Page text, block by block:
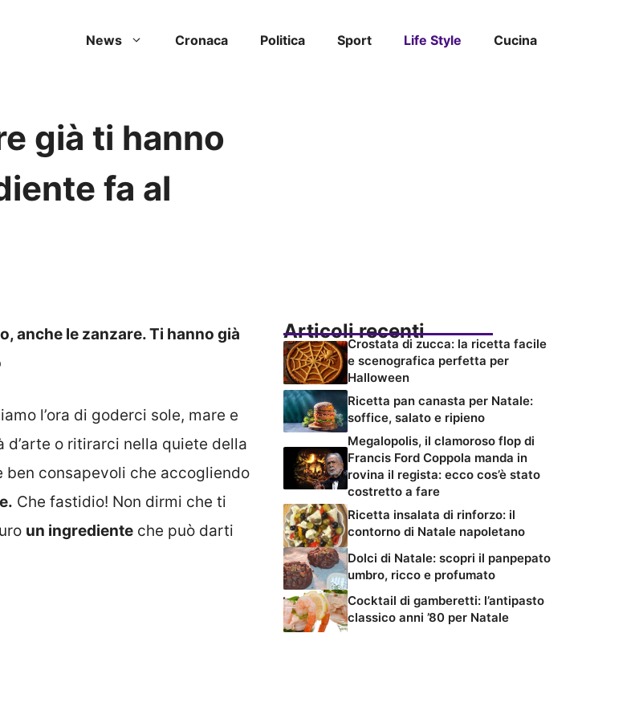
News Cronaca Politica Sport Life Style Cucina
già ti hanno
fa al
anche le zanzare. Ti hanno già
l’ora di goderci sole, mare e
o ritirarci nella quiete della
consapevoli che accogliendo
Che fastidio! Non dirmi che ti
un ingrediente che può darti
Articoli recenti
Crostata di zucca: la ricetta facile
e scenografica perfetta per
Halloween
Ricetta pan canasta per Natale:
soffice, salato e ripieno
Megalopolis, il clamoroso flop di
Francis Ford Coppola manda in
rovina il regista: ecco cos’è stato
costretto a fare
Ricetta insalata di rinforzo: il
contorno di Natale napoletano
Dolci di Natale: scopri il panpepato
umbro, ricco e profumato
Cocktail di gamberetti: l’antipasto
classico anni ’80 per Natale